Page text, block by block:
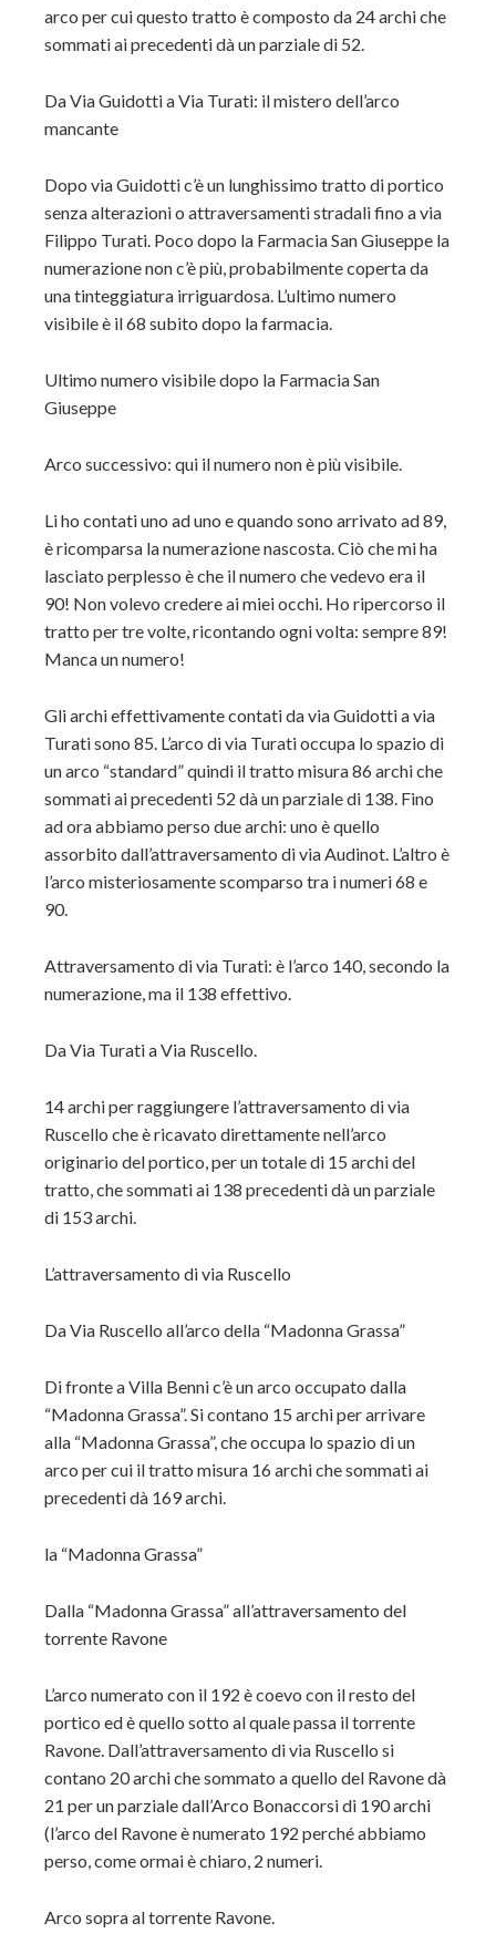
arco per cui questo tratto è composto da 24 archi che
sommati ai precedenti dà un parziale di 52.
Da Via Guidotti a Via Turati: il mistero dell’arco
mancante
Dopo via Guidotti c’è un lunghissimo tratto di portico
senza alterazioni o attraversamenti stradali fino a via
Filippo Turati. Poco dopo la Farmacia San Giuseppe la
numerazione non c’è più, probabilmente coperta da
una tinteggiatura irriguardosa. L’ultimo numero
visibile è il 68 subito dopo la farmacia.
Ultimo numero visibile dopo la Farmacia San
Giuseppe
Arco successivo: qui il numero non è più visibile.
Li ho contati uno ad uno e quando sono arrivato ad 89,
è ricomparsa la numerazione nascosta. Ciò che mi ha
lasciato perplesso è che il numero che vedevo era il
90! Non volevo credere ai miei occhi. Ho ripercorso il
tratto per tre volte, ricontando ogni volta: sempre 89!
Manca un numero!
Gli archi effettivamente contati da via Guidotti a via
Turati sono 85. L’arco di via Turati occupa lo spazio di
un arco “standard” quindi il tratto misura 86 archi che
sommati ai precedenti 52 dà un parziale di 138. Fino
ad ora abbiamo perso due archi: uno è quello
assorbito dall’attraversamento di via Audinot. L’altro è
l’arco misteriosamente scomparso tra i numeri 68 e
90.
Attraversamento di via Turati: è l’arco 140, secondo la
numerazione, ma il 138 effettivo.
Da Via Turati a Via Ruscello.
14 archi per raggiungere l’attraversamento di via
Ruscello che è ricavato direttamente nell’arco
originario del portico, per un totale di 15 archi del
tratto, che sommati ai 138 precedenti dà un parziale
di 153 archi.
L’attraversamento di via Ruscello
Da Via Ruscello all’arco della “Madonna Grassa”
Di fronte a Villa Benni c’è un arco occupato dalla
“Madonna Grassa”. Si contano 15 archi per arrivare
alla “Madonna Grassa”, che occupa lo spazio di un
arco per cui il tratto misura 16 archi che sommati ai
precedenti dà 169 archi.
la “Madonna Grassa”
Dalla “Madonna Grassa” all’attraversamento del
torrente Ravone
L’arco numerato con il 192 è coevo con il resto del
portico ed è quello sotto al quale passa il torrente
Ravone. Dall’attraversamento di via Ruscello si
contano 20 archi che sommato a quello del Ravone dà
21 per un parziale dall’Arco Bonaccorsi di 190 archi
(l’arco del Ravone è numerato 192 perché abbiamo
perso, come ormai è chiaro, 2 numeri.
Arco sopra al torrente Ravone.